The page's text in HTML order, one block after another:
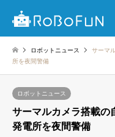
ロボットニュース
サーマ
所を夜間警備
ロボットニュース
サーマルカメラ搭載の
発電所を夜間警備